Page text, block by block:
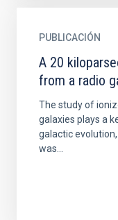
PUBLICACIÓN
A 20
from a radio
The study of
galaxies plays a
galactic
was...